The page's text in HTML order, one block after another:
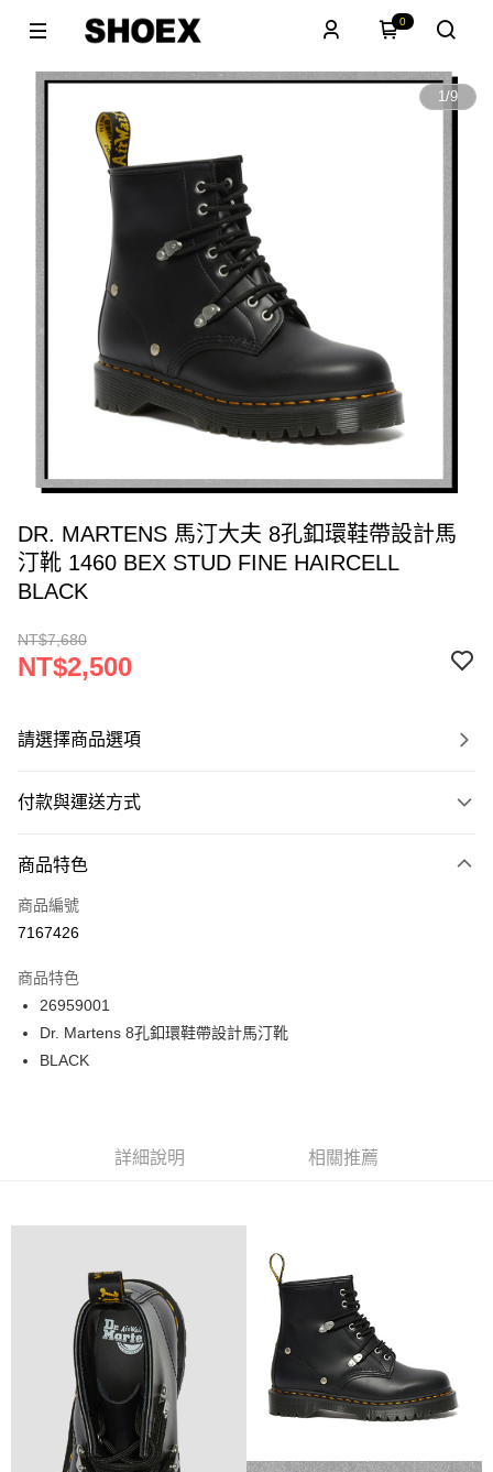
0
1/9
DR. MARTENS 馬汀大夫 8孔釦環鞋帶設計馬
汀靴 1460 BEX STUD FINE HAIRCELL
BLACK
NT$7,680
NT$2,500
請選擇商品選項
付款與運送方式
信用卡一次付款
ATM付款
運送方式
宅配
每筆NT$120
商品特色
商品編號
7167426
商品特色
26959001
Dr. Martens 8孔釦環鞋帶設計馬汀靴
BLACK
詳細說明 相關推薦